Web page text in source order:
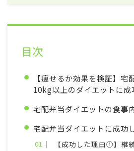
目次
【痩せるか効果を検証】宅
10kg以上のダイエットに成
宅配弁当ダイエットの食事
宅配弁当ダイエットに成功
【成功した理由①】継